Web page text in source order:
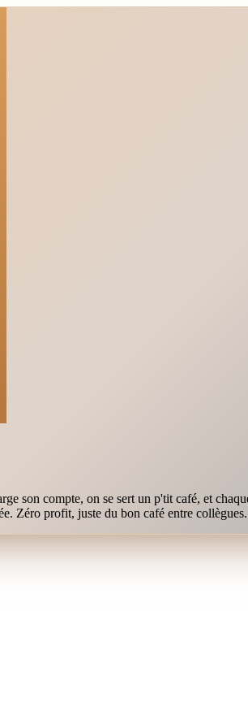
son compte, on se sert un p'tit café, et
Zéro profit, juste du bon café entre collègues.